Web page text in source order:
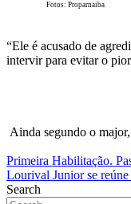
Fotos: Proparnaiba
“Ele é acusado de
intervir para evitar o
Ainda segundo o
Navegação
de
Primeira Habilitação.
Lourival Junior se
Search